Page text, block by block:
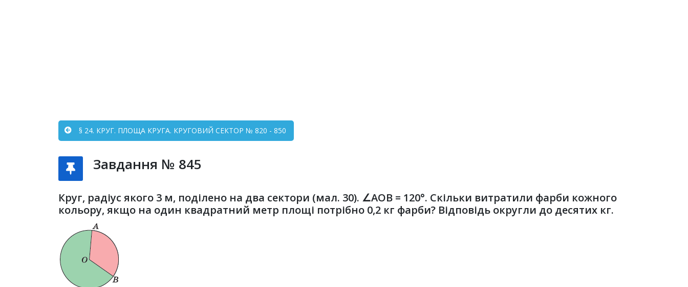
§ 24. КРУГ. ПЛОЩА КРУГА. КРУГОВИЙ СЕКТОР № 820 - 850
Завдання № 845
Круг, радіус якого 3 м, поділено на два сектори (мал. 30). ∠AOB = 120°. Скільки витратили фарби кожного
кольору, якщо на один квадратний метр площі потрібно 0,2 кг фарби? Відповідь округли до десятих кг.